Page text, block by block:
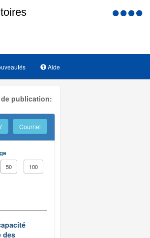
Menu
Aide
de publication:
Courriel
50 100
des